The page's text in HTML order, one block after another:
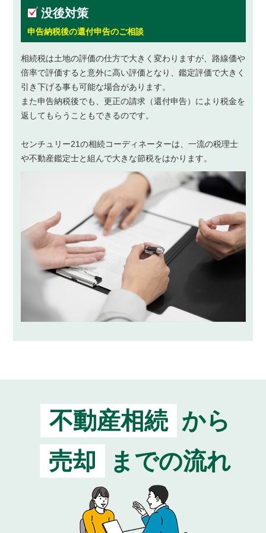
没後対策
申告納税後の還付申告のご相談
相続税は土地の評価の仕方で大きく変わりますが、路線価や
倍率で評価すると意外に高い評価となり、鑑定評価で大きく
引き下げる事も可能な場合があります。
また申告納税後でも、更正の請求（還付申告）により税金を
返してもらうこともできるのです。
センチュリー21の相続コーディネーターは、一流の税理士
や不動産鑑定士と組んで大きな節税をはかります。
不動産相続 から
売却
までの流れ